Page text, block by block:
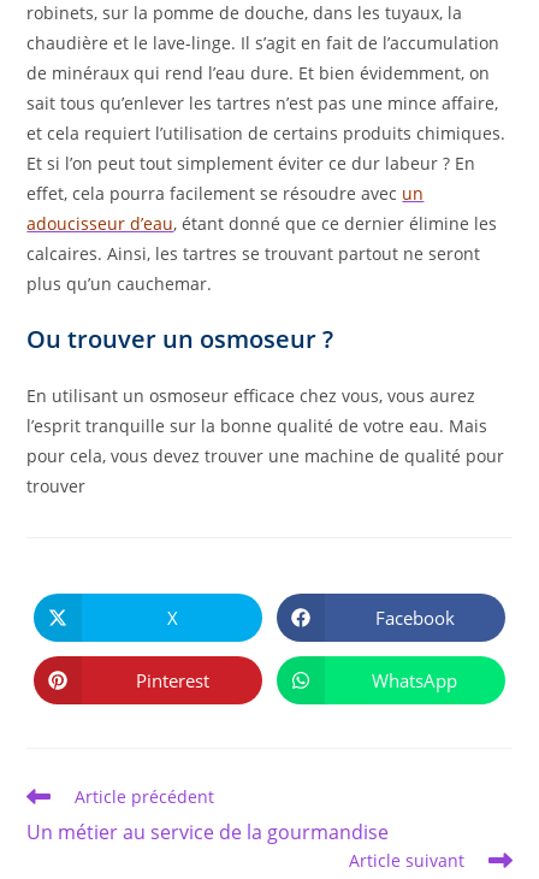
robinets, sur la pomme de douche, dans les tuyaux, la
chaudière et le lave-linge. Il s’agit en fait de l’accumulation
de minéraux qui rend l’eau dure. Et bien évidemment, on
sait tous qu’enlever les tartres n’est pas une mince affaire,
et cela requiert l’utilisation de certains produits chimiques.
Et si l’on peut tout simplement éviter ce dur labeur ? En
effet, cela pourra facilement se résoudre avec un
adoucisseur d’eau, étant donné que ce dernier élimine les
calcaires. Ainsi, les tartres se trouvant partout ne seront
plus qu’un cauchemar.
Ou trouver un osmoseur ?
En utilisant un osmoseur efficace chez vous, vous aurez
l’esprit tranquille sur la bonne qualité de votre eau. Mais
pour cela, vous devez trouver une machine de qualité pour
trouver
CE
CONTENU
Ouvrir
dans
une
autre
fenêtre
X Ouvrir
dans
une
autre
fenêtre
Facebook
Ouvrir
dans
Pinterest Ouvrir
dans
WhatsApp
Read
articles
Article précédent
Un métier au service de la gourmandise
Article suivant